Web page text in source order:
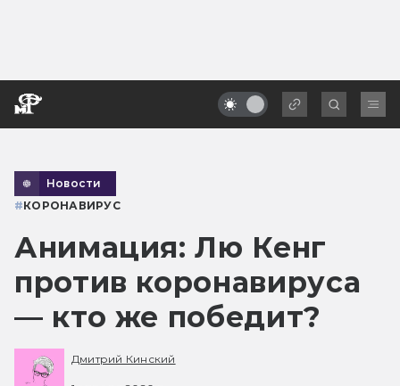
Новости
#КОРОНАВИРУС
Анимация: Лю Кенг
против коронавируса
— кто же победит?
Дмитрий Кинский